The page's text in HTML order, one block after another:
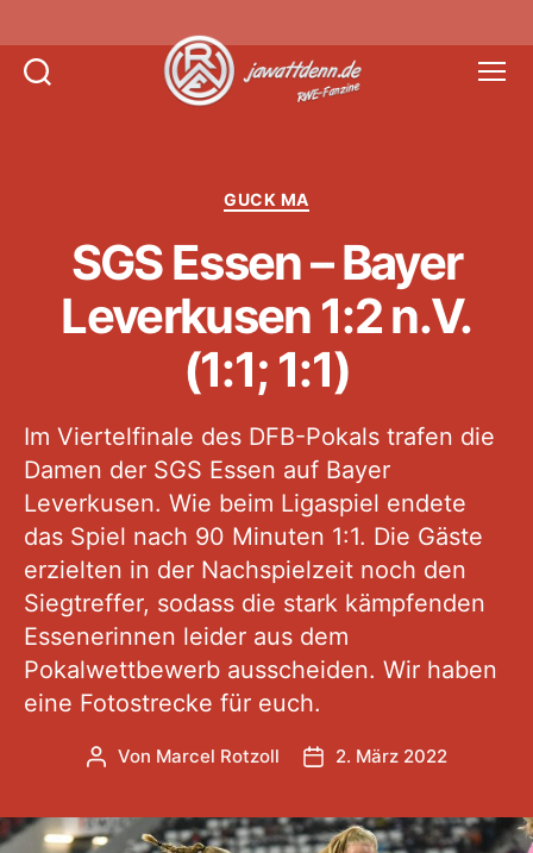
Kategorien
GUCK MA
SGS Essen – Bayer
Leverkusen 1:2 n.V.
(1:1; 1:1)
Im Viertelfinale des DFB-Pokals trafen die
Damen der SGS Essen auf Bayer
Leverkusen. Wie beim Ligaspiel endete
das Spiel nach 90 Minuten 1:1. Die Gäste
erzielten in der Nachspielzeit noch den
Siegtreffer, sodass die stark kämpfenden
Essenerinnen leider aus dem
Pokalwettbewerb ausscheiden. Wir haben
eine Fotostrecke für euch.
Beitragsautor
Von Marcel Rotzoll Veröffentlichungsdatum
2. März 2022